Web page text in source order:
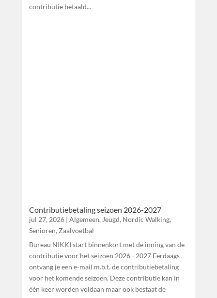
contributie betaald...
Contributiebetaling seizoen 2026-2027
jul 27, 2026| Algemeen, Jeugd, Nordic Walking,
Senioren, Zaalvoetbal
Bureau NIKKI start binnenkort met de inning van de
contributie voor het seizoen 2026 - 2027 Eerdaags
ontvang je een e-mail m.b.t. de contributiebetaling
voor het komende seizoen. Deze contributie kan in
één keer worden voldaan maar ook bestaat de